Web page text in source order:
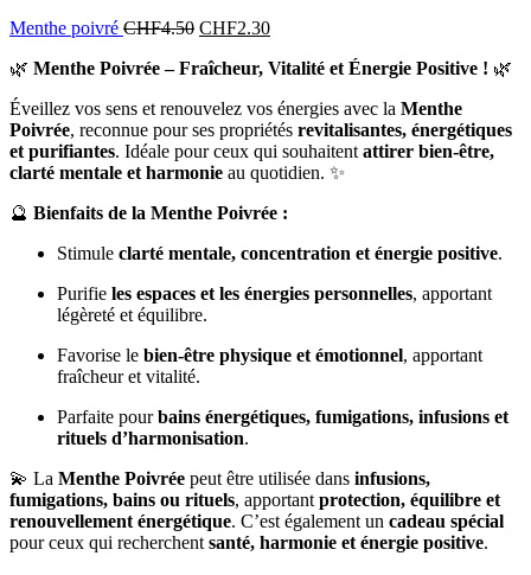
Menthe poivré CHF4.50 CHF2.30
🌿 Menthe Poivrée – Fraîcheur, Vitalité et Énergie Positive ! 🌿
Éveillez vos sens et renouvelez vos énergies avec la Menthe
Poivrée, reconnue pour ses propriétés revitalisantes, énergétiques
et purifiantes. Idéale pour ceux qui souhaitent attirer bien-être,
clarté mentale et harmonie au quotidien. ✨
🔮 Bienfaits de la Menthe Poivrée :
Stimule clarté mentale, concentration et énergie positive.
Purifie les espaces et les énergies personnelles, apportant
légèreté et équilibre.
Favorise le bien-être physique et émotionnel, apportant
fraîcheur et vitalité.
Parfaite pourbains énergétiques, fumigations, infusions et
rituels d’harmonisation.
💫 La Menthe Poivrée peut être utilisée dans infusions,
fumigations, bains ou rituels, apportant protection, équilibre et
renouvellement énergétique. C’est également un cadeau spécial
pour ceux qui recherchent santé, harmonie et énergie positive.